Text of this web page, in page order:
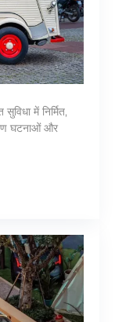
में निर्मित,
घटनाओं और